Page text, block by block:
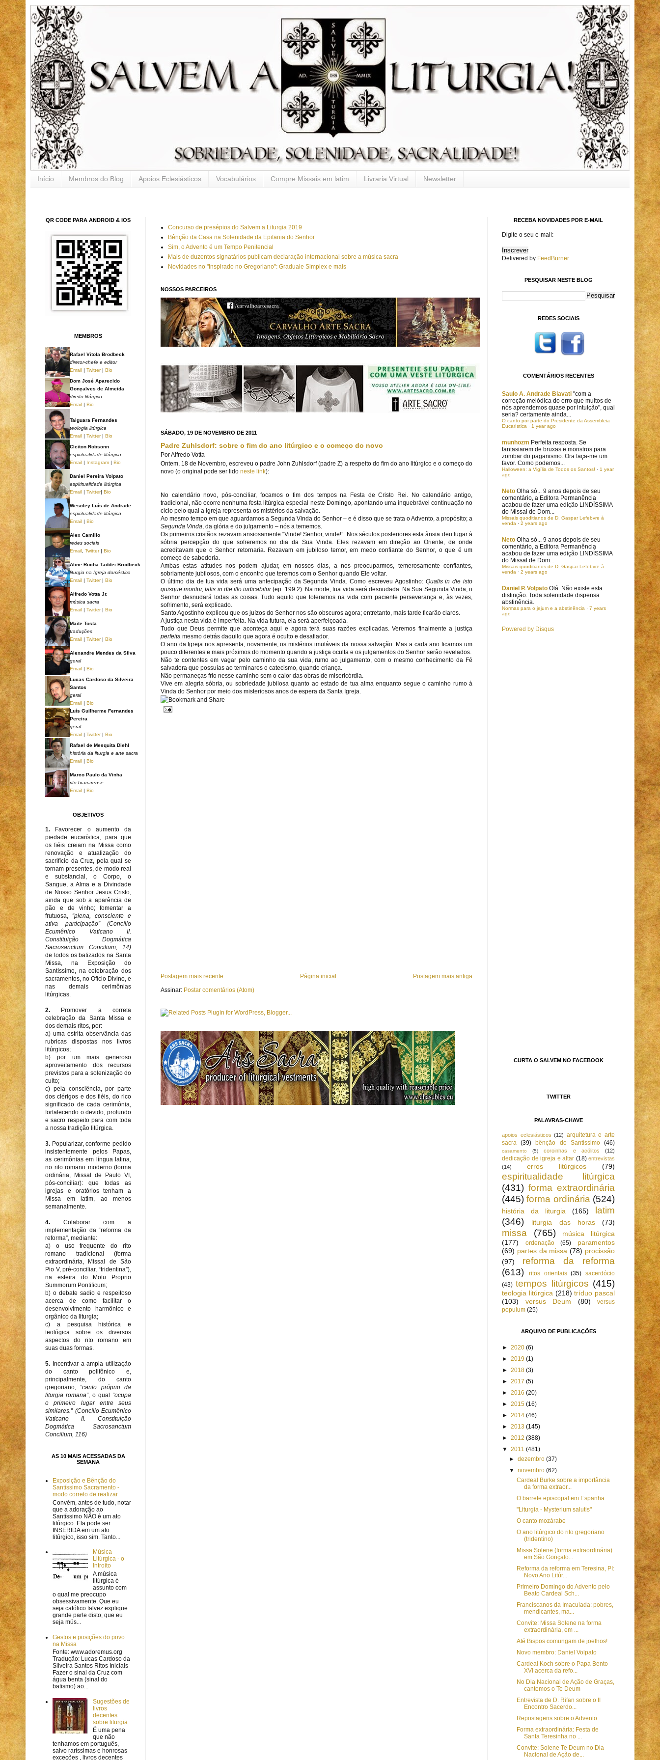
Início Membros do Blog Apoios Eclesiásticos Vocabulários Compre Missais em latim Livraria Virtual Newsletter
Concurso de presépios do Salvem a Liturgia 2019
Bênção da Casa na Solenidade da Epifania do Senhor
Sim, o Advento é um Tempo Penitencial
Mais de duzentos signatários publicam declaração internacional sobre a música sacra
Novidades no "Inspirado no Gregoriano": Graduale Simplex e mais
NOSSOS PARCEIROS
SÁBADO, 19 DE NOVEMBRO DE 2011
Padre Zuhlsdorf: sobre o fim do ano litúrgico e o começo do novo
PorAlfredo Votta
Ontem, 18 de Novembro, escreveu o padre John Zuhlsdorf (padre Z) a respeito do fim do ano litúrgico e o começo do
novo (o original pode ser lido neste link):
No calendário novo, pós-conciliar, focamos o fim dos tempos na Festa de Cristo Rei. No calendário antigo,
tradicional, não ocorre nenhuma festa litúrgica especial neste Domingo, apontando uma inquebrável continuação no
ciclo pelo qual a Igreja representa os mistérios da salvação.
Ao mesmo tempo em que aguardamos a Segunda Vinda do Senhor – e é disso que se trata o Advento, a propósito; a
Segunda Vinda , da glória e do julgamento – nós a tememos.
Os primeiros cristãos rezavam ansiosamente “Vinde! Senhor, vinde!”. Nos séculos posteriores esta ânsia deu lugar à
sóbria percepção do que sofreremos no dia da Sua Vinda. Eles rezavam em direção ao Oriente, de onde
acreditavam que o Senhor retornaria. Rezavam em jubiloso temor, em medo confiante do Senhor, o que é um
começo de sabedoria.
Ambas estas atitudes nos podem ajudar, em nossos dias, a nos preocuparmos, temerosamente confiantes,
sobriamente jubilosos, com o encontro que teremos com o Senhor quando Ele voltar.
O último dia de tua vida será uma antecipação da Segunda Vinda. Como escreveu Agostinho: Qualis in die isto
quisque moritur, talis in die illo iudicabitur(ep. 199.2). Na morte, tua vida será desnudada. Na Sua Segunda Vinda, o
Senhor desnudará todas as coisas. Tudo aquilo que toleramos na vida com paciente perseverança e, às vezes,
sofrimento, será explicado.
Santo Agostinho explicou que os juízos do Senhor nos são obscuros agora; entretanto, mais tarde ficarão claros.
A justiça nesta vida é imperfeita. Na vida futura, ela será aperfeiçoada.
Tudo que Deus permite que aconteça aqui e agora terá suas razões explicadas. Veremos finalmente a justiça
perfeita mesmo detrás daquilo que agora é oculto e desafiador.
O ano da Igreja nos apresenta, novamente, os mistérios imutáveis da nossa salvação. Mas a cada ano ficamos um
pouco diferentes e mais próximos do momento quando a justiça oculta e os julgamentos do Senhor serão revelados.
Não te contentes em vagar pelo caminho da sua vida, rumo ao julgamento, com o mesmo conhecimento da Fé
salvadora que possuías ao terminares o catecismo, quando criança.
Não permaneças frio nesse caminho sem o calor das obras de misericórdia.
Vive em alegria sóbria, ou sobriedade jubilosa quanto ao estado de tua alma enquanto segue o caminho rumo à
Vinda do Senhor por meio dos misteriosos anos de espera da Santa Igreja.
Postagem mais recente Postagem mais antiga
Página inicial
Assinar: Postar comentários (Atom)
QR CODE PARA ANDROID & IOS
MEMBROS
Rafael Vitola Brodbeck
diretor-chefe e editor
Email | Twitter| Bio
Dom José Aparecido
Gonçalves de Almeida
direito litúrgico
Email | Bio
Taiguara Fernandes
teologia litúrgica
Email | Twitter| Bio
Cleiton Robsonn
espiritualidade litúrgica
Email | Instagram | Bio
Daniel Pereira Volpato
espiritualidade litúrgica
Email | Twitter| Bio
Wescley Luís de Andrade
espiritualidade litúrgica
Email | Bio
Alex Camillo
redes sociais
Email Twitter| Bio
Aline Rocha Taddei Brodbeck
liturgia na Igreja doméstica
Email | Twitter| Bio
Alfredo Votta Jr.
música sacra
Email | Twitter| Bio
Maite Tosta
traduções
Email | Twitter| Bio
Alexandre Mendes da Silva
geral
Email | Bio
Lucas Cardoso da Silveira
Santos
geral
Email | Bio
Luís Guilherme Fernandes
Pereira
geral
Email | Twitter| Bio
Rafael de Mesquita Diehl
história da liturgia e arte sacra
Email | Bio
Marco Paulo da Vinha
rito bracarense
Email | Bio
OBJETIVOS
1. Favorecer o aumento da
piedade eucarística, para que
os fiéis creiam na Missa como
renovação e atualização do
sacrifício da Cruz, pela qual se
tornam presentes, de modo real
e substancial, o Corpo, o
Sangue, a Alma e a Divindade
de Nosso Senhor Jesus Cristo,
ainda que sob a aparência de
pão e de vinho; fomentar a
frutuosa, “plena, consciente e
ativa participação” (Concílio
Ecumênico Vaticano II.
Constituição Dogmática
Sacrosanctum Concilium, 14)
de todos os batizados na Santa
Missa, na Exposição do
Santíssimo, na celebração dos
sacramentos, no Ofício Divino, e
nas demais cerimônias
litúrgicas.
2.
Promover a correta
celebração da Santa Missa e
dos demais ritos, por:
a) uma estrita observância das
rubricas dispostas nos livros
litúrgicos;
b) por um mais generoso
aproveitamento dos recursos
previstos para a solenização do
culto;
c) pela consciência, por parte
dos clérigos e dos fiéis, do rico
significado de cada cerimônia,
fortalecendo o devido, profundo
e sacro respeito para com toda
a nossa tradição litúrgica.
3. Popularizar, conforme pedido
insistentemente pelos Papas,
as cerimônias em língua latina,
no rito romano moderno (forma
ordinária, Missal de Paulo VI,
pós-conciliar): que todas as
igrejas e oratórios tenham a
Missa em latim, ao menos
semanalmente.
4. Colaborar com a
implementação da “reforma da
reforma”, mediante:
a) o uso frequente do rito
romano tradicional (forma
extraordinária, Missal de São
Pio V, pré-conciliar, “tridentina”),
na esteira do Motu Proprio
Summorum Pontificum;
b) o debate sadio e respeitoso
acerca de como facilitar o
desenvolvimento harmônico e
orgânico da liturgia;
c) a pesquisa histórica e
teológica sobre os diversos
aspectos do rito romano em
suas duas formas.
5. Incentivar a ampla utilização
do canto polifônico e,
principalmente, do canto
gregoriano, “canto próprio da
liturgia romana”, o qual “ocupa
o primeiro lugar entre seus
similares.” (Concílio Ecumênico
Vaticano II. Constituição
Dogmática Sacrosanctum
Concilium, 116)
AS 10 MAIS ACESSADAS DA
SEMANA
Exposição e Bênção do
Santíssimo Sacramento -
modo correto de realizar
Convém, antes de tudo, notar
que a adoração ao
Santíssimo NÃO é um ato
litúrgico. Ela pode ser
INSERIDA em um ato
litúrgico, isso sim. Tanto...
Música
Litúrgica - o
Introito
A música
litúrgica é
assunto com
o qual me preocupo
obsessivamente. Que eu
seja católico talvez explique
grande parte disto; que eu
seja mús...
Gestos e posições do povo
na Missa
Fonte: www.adoremus.org
Tradução: Lucas Cardoso da
Silveira Santos Ritos Iniciais
Fazer o sinal da Cruz com
água benta (sinal do
batismo) ao...
Sugestões de
livros
decentes
sobre liturgia
É uma pena
que não
tenhamos em português,
salvo raríssimas e honrosas
exceções , livros decentes
RECEBA NOVIDADES POR E-MAIL
Digite o seu e-mail:
Delivered by FeedBurner
PESQUISAR NESTE BLOG
REDES SOCIAIS
COMENTÁRIOS RECENTES
Saulo A. Andrade Biavati "com a
correção melódica do erro que muitos de
nós aprendemos quase por intuição", qual
seria? certamente ainda...
O canto por parte do Presidente da Assembleia
Eucarística · 1 year ago
munhozm Perfeita resposta. Se
fantasiarem de bruxas e monstros para
zombar do paganismo. Ora faça-me um
favor. Como podemos...
Halloween: a Vigília de Todos os Santos! · 1 year
ago
Neto Olha só... 9 anos depois de seu
comentário, a Editora Permanência
acabou de fazer uma edição LINDÍSSIMA
do Missal de Dom...
Missais quoditianos de D. Gaspar Lefebvre à
venda · 2 years ago
Neto Olha só... 9 anos depois de seu
comentário, a Editora Permanência
acabou de fazer uma edição LINDÍSSIMA
do Missal de Dom...
Missais quoditianos de D. Gaspar Lefebvre à
venda · 2 years ago
Daniel P. Volpato Olá. Não existe esta
distinção. Toda solenidade dispensa
abstinência.
Normas para o jejum e a abstinência · 7 years
ago
Powered by Disqus
CURTA O SALVEM NO FACEBOOK
TWITTER
PALAVRAS-CHAVE
apoios eclesiásticos (12) arquitetura e arte
sacra (39) bênção do Santíssimo (46)
casamento (5) coroinhas e acólitos (12)
dedicação de igreja e altar (18) entrevistas
(14)
erros litúrgicos (79)
espiritualidade litúrgica
(431) forma extraordinária
(445) forma ordinária (524)
história da liturgia (165)
latim
(346)
liturgia das horas (73)
missa (765)
música litúrgica
(177)
ordenação (65)
paramentos
(69) partes da missa (78) procissão
(97)
reforma da reforma
(613)
ritos orientais (35) sacerdócio
(43) tempos litúrgicos (415)
teologia litúrgica (218) tríduo pascal
(103)
versus Deum (80)
versus
populum (25)
ARQUIVO DE PUBLICAÇÕES
► 2020 (6)
► 2019 (1)
► 2018 (3)
► 2017 (5)
► 2016 (20)
► 2015 (16)
► 2014 (46)
► 2013 (145)
► 2012 (388)
▼ 2011 (481)
►dezembro(37)
▼novembro(62)
Cardeal Burke sobre a importância
da forma extraor...
O barrete episcopal em Espanha
"Liturgia - Mysterium salutis"
O canto mozárabe
O ano litúrgico do rito gregoriano
(tridentino)
Missa Solene (forma extraordinária)
em São Gonçalo...
Reforma da reforma em Teresina, PI:
Novo Ano Litúr...
Primeiro Domingo do Advento pelo
Beato Cardeal Sch...
Franciscanos da Imaculada: pobres,
mendicantes, ma...
Convite: Missa Solene na forma
extraordinária, em ...
Até Bispos comungam de joelhos!
Novo membro: Daniel Volpato
Cardeal Koch sobre o Papa Bento
XVI acerca da refo...
No Dia Nacional de Ação de Graças,
cantemos o Te Deum
Entrevista de D. Rifan sobre o II
Encontro Sacerdo...
Repostagens sobre o Advento
Forma extraordinária: Festa de
Santa Teresinha no ...
Convite: Solene Te Deum no Dia
Nacional de Ação de...